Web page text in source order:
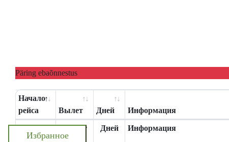
Päring ebaõnnestus
Начало
рейса
Вылет Дней Информация
Начало
рейса
Вылет Дней Информация
Избранное